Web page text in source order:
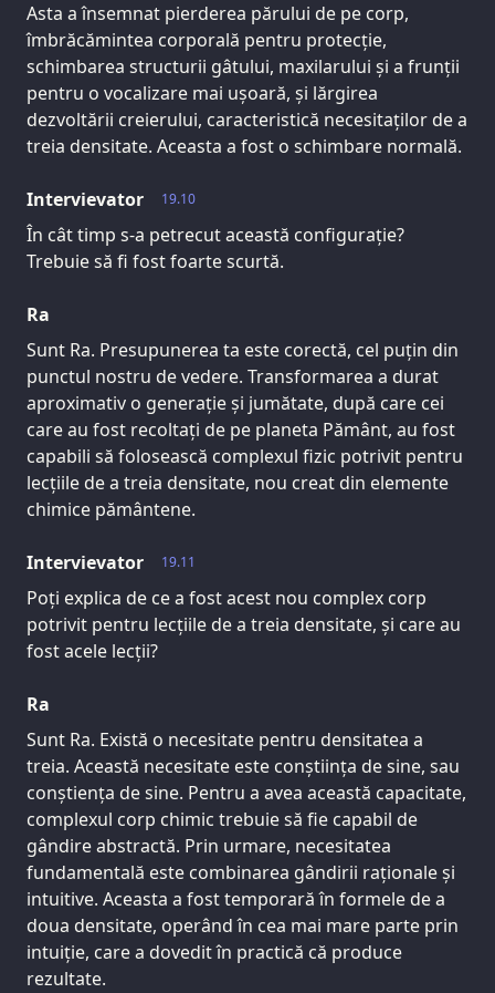
Asta a însemnat pierderea părului de pe corp,
îmbrăcămintea corporală pentru protecție,
schimbarea structurii gâtului, maxilarului și a frunții
pentru o vocalizare mai ușoară, și lărgirea
dezvoltării creierului, caracteristică necesitaților de a
treia densitate. Aceasta a fost o schimbare normală.
19.10
Intervievator
În cât timp s-a petrecut această configurație?
Trebuie să fi fost foarte scurtă.
Ra
Sunt Ra. Presupunerea ta este corectă, cel puțin din
punctul nostru de vedere. Transformarea a durat
aproximativ o generație și jumătate, după care cei
care au fost recoltați de pe planeta Pământ, au fost
capabili să folosească complexul fizic potrivit pentru
lecțiile de a treia densitate, nou creat din elemente
chimice pământene.
19.11
Intervievator
Poți explica de ce a fost acest nou complex corp
potrivit pentru lecțiile de a treia densitate, și care au
fost acele lecții?
Ra
Sunt Ra. Există o necesitate pentru densitatea a
treia. Această necesitate este conștiința de sine, sau
conștiența de sine. Pentru a avea această capacitate,
complexul corp chimic trebuie să fie capabil de
gândire abstractă. Prin urmare, necesitatea
fundamentală este combinarea gândirii raționale și
intuitive. Aceasta a fost temporară în formele de a
doua densitate, operând în cea mai mare parte prin
intuiție, care a dovedit în practică că produce
rezultate.